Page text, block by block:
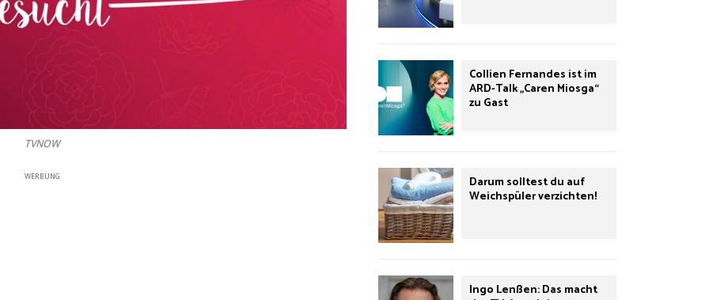
TVNOW
WERBUNG
Collien Fernandes ist im
ARD-Talk „Caren Miosga“
zu Gast
Darum solltest du auf
Weichspüler verzichten!
Ingo Lenßen: Das macht